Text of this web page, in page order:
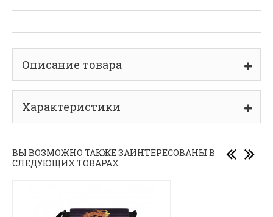
Описание товара
Характеристики
ВЫ ВОЗМОЖНО ТАКЖЕ ЗАИНТЕРЕСОВАНЫ В
СЛЕДУЮЩИХ ТОВАРАХ